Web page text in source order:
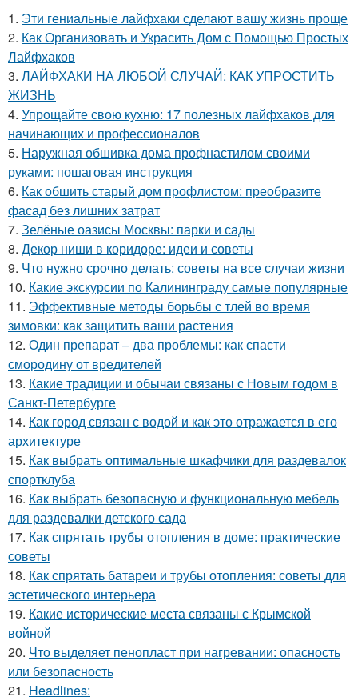
1. Эти гениальные лайфхаки сделают вашу жизнь проще
2. Как Организовать и Украсить Дом с Помощью Простых
Лайфхаков
3. ЛАЙФХАКИ НА ЛЮБОЙ СЛУЧАЙ: КАК УПРОСТИТЬ
ЖИЗНЬ
4. Упрощайте свою кухню: 17 полезных лайфхаков для
начинающих и профессионалов
5. Наружная обшивка дома профнастилом своими
руками: пошаговая инструкция
6. Как обшить старый дом профлистом: преобразите
фасад без лишних затрат
7. Зелёные оазисы Москвы: парки и сады
8. Декор ниши в коридоре: идеи и советы
9. Что нужно срочно делать: советы на все случаи жизни
10. Какие экскурсии по Калининграду самые популярные
11. Эффективные методы борьбы с тлей во время
зимовки: как защитить ваши растения
12. Один препарат – два проблемы: как спасти
смородину от вредителей
13. Какие традиции и обычаи связаны с Новым годом в
Санкт-Петербурге
14. Как город связан с водой и как это отражается в его
архитектуре
15. Как выбрать оптимальные шкафчики для раздевалок
спортклуба
16. Как выбрать безопасную и функциональную мебель
для раздевалки детского сада
17. Как спрятать трубы отопления в доме: практические
советы
18. Как спрятать батареи и трубы отопления: советы для
эстетического интерьера
19. Какие исторические места связаны с Крымской
войной
20. Что выделяет пенопласт при нагревании: опасность
или безопасность
21. Headlines: